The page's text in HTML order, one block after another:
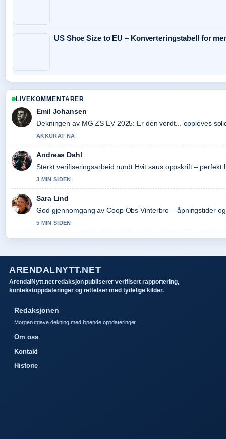
US Shoe Size to EU – Konverteringstabell for
LIVEKOMMENTARER
Emil Johansen
Dekningen av MG ZS EV 2025: Er den verdt... oppleves
AKKURAT NA
Andreas Dahl
Sterkt verifiseringsarbeid rundt Hvit saus oppskrift –
3 MIN SIDEN
Sara Lind
God gjennomgang av Coop Obs Vinterbro – åpningstider
5 MIN SIDEN
ARENDALNYTT.NET
ArendalNytt.net redaksjon publiserer verifisert rapportering,
kontekstoppdateringer og rettelser med tydelige kilder.
Redaksjonen
Morgenutgave dekning med lopende oppdateringer.
Om oss
Kontakt
Historie